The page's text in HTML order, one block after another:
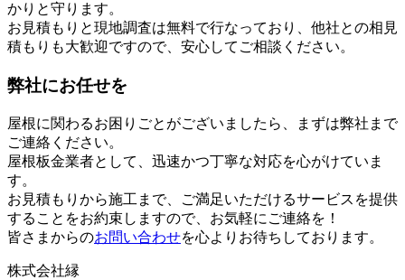
かりと守ります。
お見積もりと現地調査は無料で行なっており、他社との相見
積もりも大歓迎ですので、安心してご相談ください。
弊社にお任せを
屋根に関わるお困りごとがございましたら、まずは弊社まで
ご連絡ください。
屋根板金業者として、迅速かつ丁寧な対応を心がけていま
す。
お見積もりから施工まで、ご満足いただけるサービスを提供
することをお約束しますので、お気軽にご連絡を！
皆さまからのお問い合わせを心よりお待ちしております。
株式会社縁